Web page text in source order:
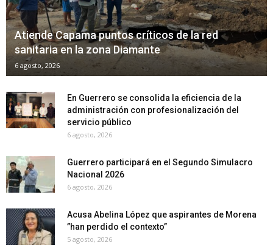
Atiende Capama puntos críticos de la red
sanitaria en la zona Diamante
6 agosto, 2026
En Guerrero se consolida la eficiencia de la
administración con profesionalización del
servicio público
6 agosto, 2026
Guerrero participará en el Segundo Simulacro
Nacional 2026
6 agosto, 2026
Acusa Abelina López que aspirantes de Morena
”han perdido el contexto”
5 agosto, 2026